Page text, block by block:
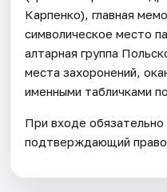
Карпенко), главная
символическое место
алтарная группа
места захоронений,
именными табличками
При входе
подтверждающий право